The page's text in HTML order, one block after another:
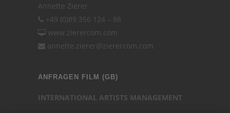
Annette Zierer
+49 (0)89 356 124 – 88
www.zierercom.com
annette.zierer@zierercom.com
ANFRAGEN FILM (GB)
INTERNATIONAL ARTISTS MANAGEMENT